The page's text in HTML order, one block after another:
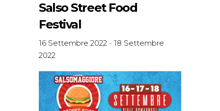
Salso Street Food
Festival
16 Settembre 2022 - 18 Settembre
2022